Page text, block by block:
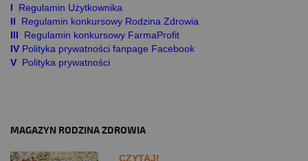
I Regulamin Użytkownika
II
Regulamin konkursowy Rodzina Zdrowia
III
Regulamin konkursowy FarmaProfit
IV Polityka prywatności fanpage Facebook
V Polityka prywatności
MAGAZYN RODZINA ZDROWIA
CZYTAJ!